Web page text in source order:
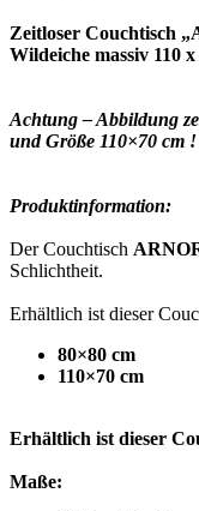
Zeitloser Couchtisch
Wildeiche massiv 110
Achtung – Abbildung
und Größe 110×70 cm !
Produktinformation:
Der Couchtisch
Schlichtheit.
Erhältlich ist dieser
80×80 cm
110×70 cm
Erhältlich ist dieser
Maße: